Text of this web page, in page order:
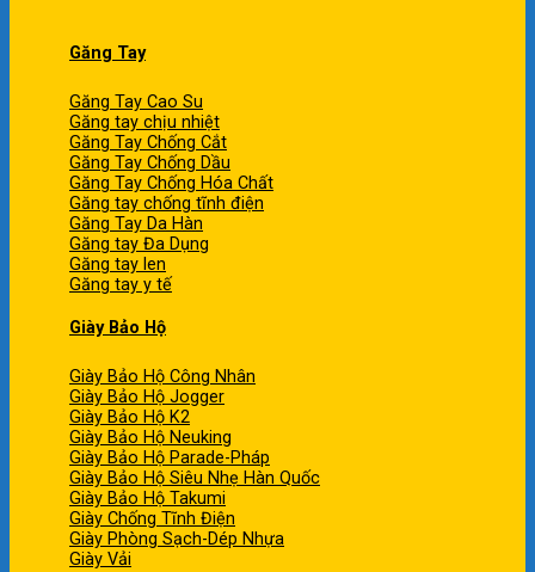
Găng Tay
Găng Tay Cao Su
Găng tay chịu nhiệt
Găng Tay Chống Cắt
Găng Tay Chống Dầu
Găng Tay Chống Hóa Chất
Găng tay chống tĩnh điện
Găng Tay Da Hàn
Găng tay Đa Dụng
Găng tay len
Găng tay y tế
Giày Bảo Hộ
Giày Bảo Hộ Công Nhân
Giày Bảo Hộ Jogger
Giày Bảo Hộ K2
Giày Bảo Hộ Neuking
Giày Bảo Hộ Parade-Pháp
Giày Bảo Hộ Siêu Nhẹ Hàn Quốc
Giày Bảo Hộ Takumi
Giày Chống Tĩnh Điện
Giày Phòng Sạch-Dép Nhựa
Giày Vải